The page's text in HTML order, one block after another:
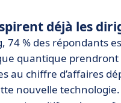
déjà les
74 % des répondants
quantique
au chiffre d’affaires
nouvelle technologie.